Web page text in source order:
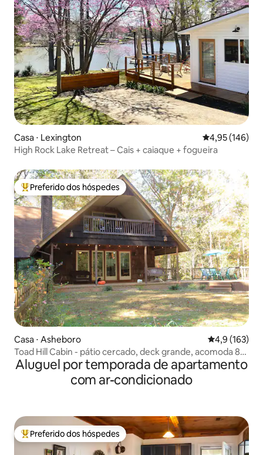
Casa ⋅ Lexington 4,95 de uma
4,95 (146)
High Rock Lake Retreat – Cais + caiaque + fogueira
Entre os melhores preferidos dos hóspedes
Preferido dos hóspedes
Casa ⋅ Asheboro 4,9 de uma
4,9 (163)
Toad Hill Cabin - pátio cercado, deck grande, acomoda 8
pessoas
Aluguel por temporada de apartamento
com ar-condicionado
Entre os melhores preferidos dos hóspedes
Preferido dos hóspedes